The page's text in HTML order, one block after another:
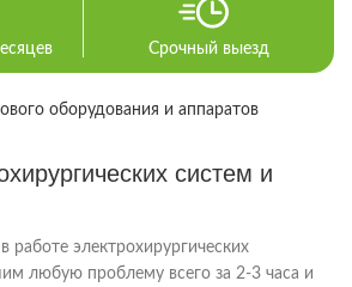
Срочный выезд
систем и
работе электрохирургических
любую проблему всего за 2-3 часа и